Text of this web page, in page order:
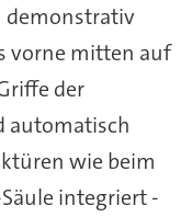
demonstrativ
vorne mitten auf
der
automatisch
wie beim
integriert -